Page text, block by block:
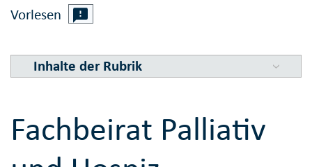
Vorlesen
Inhalte der Rubrik
Fachbeirat Palliativ